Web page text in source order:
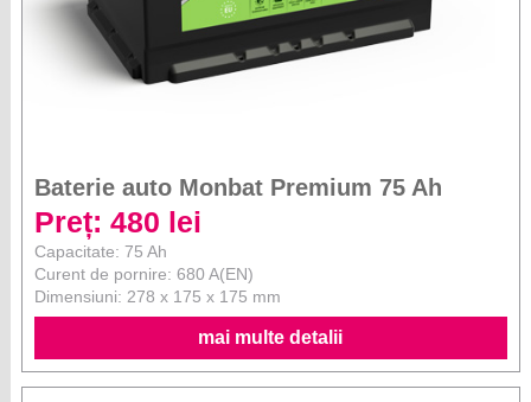
Baterie auto Monbat Premium 75 Ah
Preț: 480 lei
Capacitate: 75 Ah
Curent de pornire: 680 A(EN)
Dimensiuni: 278 x 175 x 175 mm
mai multe detalii